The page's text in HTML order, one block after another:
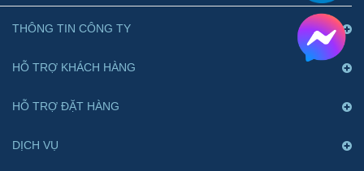
THÔNG TIN CÔNG TY
HỖ TRỢ KHÁCH HÀNG
HỖ TRỢ ĐẶT HÀNG
DỊCH VỤ